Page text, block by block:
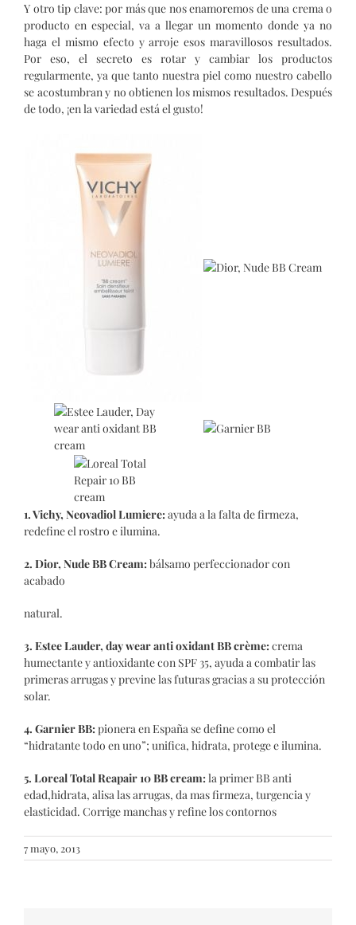
Y otro tip clave: por más que nos enamoremos de una crema o
producto en especial, va a llegar un momento donde ya no
haga el mismo efecto y arroje esos maravillosos resultados.
Por eso, el secreto es rotar y cambiar los productos
regularmente, ya que tanto nuestra piel como nuestro cabello
se acostumbran y no obtienen los mismos resultados. Después
de todo, ¡en la variedad está el gusto!
1. Vichy, Neovadiol Lumiere:ayuda a la falta de firmeza,
redefine el rostro e ilumina.
2. Dior, Nude BB Cream:bálsamo perfeccionador con
acabado
natural.
3. Estee Lauder, day wear anti oxidant BB crème:crema
humectante y antioxidante con SPF 35, ayuda a combatir las
primeras arrugas y previne las futuras gracias a su protección
solar.
4. Garnier BB:pionera en España se define como el
“hidratante todo en uno”; unifica, hidrata, protege e ilumina.
5. Loreal Total Reapair 10 BB cream:la primer BB anti
edad,hidrata, alisa las arrugas, da mas firmeza, turgencia y
elasticidad. Corrige manchas y refine los contornos
7 mayo, 2013